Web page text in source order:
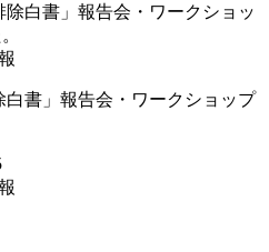
白書」報告会・ワークショップ